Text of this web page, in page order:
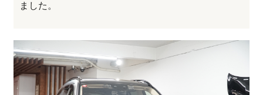
ました。